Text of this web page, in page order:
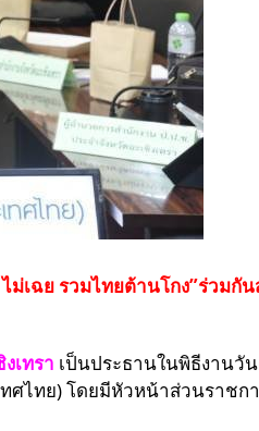
เฉย รวมไทยต้านโกง”ร่วมกั
เทรา เป็นประธานในพิธีงานวั
ศไทย) โดยมีหัวหน้าส่วนราชก